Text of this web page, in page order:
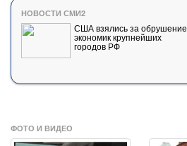
НОВОСТИ СМИ2
США взялись за обрушение
экономик крупнейших
городов РФ
ФОТО И ВИДЕО